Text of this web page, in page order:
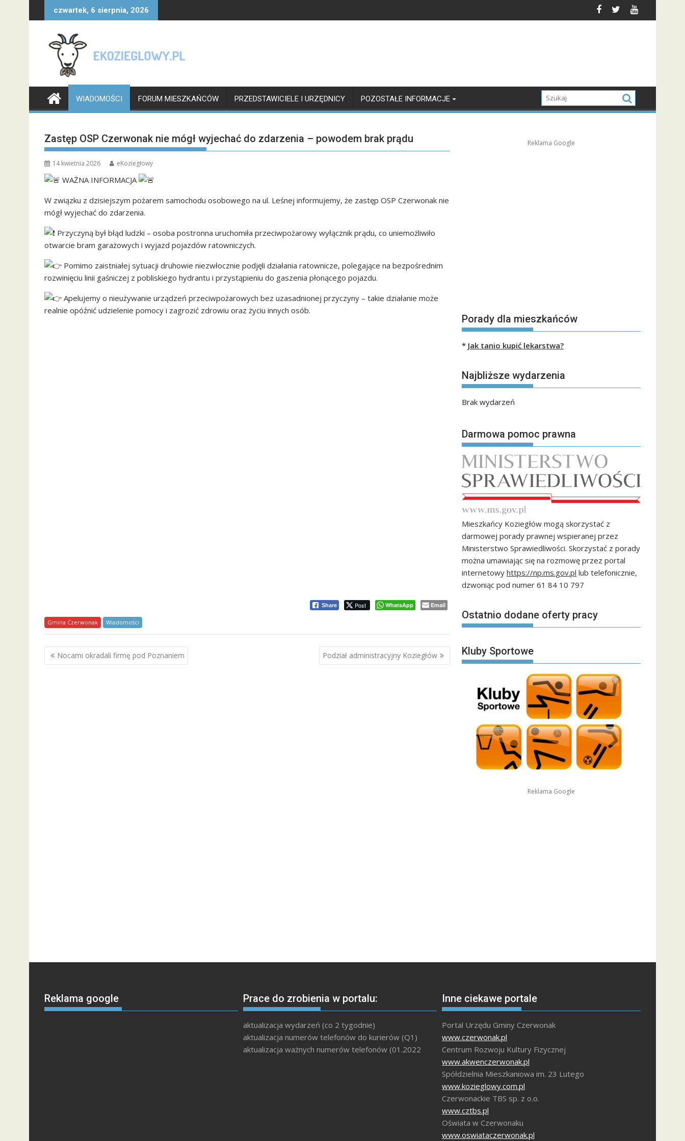
to
czwartek, 6 sierpnia, 2026
WIADOMOŚCI FORUM MIESZKAŃCÓW PRZEDSTAWICIELE I URZĘDNICY POZOSTAŁE INFORMACJE
Zastęp OSP Czerwonak nie mógł wyjechać do zdarzenia – powodem brak prądu
14 kwietnia 2026 eKoziegłowy
WAŻNA INFORMACJA
W związku z dzisiejszym pożarem samochodu osobowego na ul. Leśnej informujemy, że zastęp OSP Czerwonak nie
mógł wyjechać do zdarzenia.
Przyczyną był błąd ludzki – osoba postronna uruchomiła przeciwpożarowy wyłącznik prądu, co uniemożliwiło
otwarcie bram garażowych i wyjazd pojazdów ratowniczych.
Pomimo zaistniałej sytuacji druhowie niezwłocznie podjęli działania ratownicze, polegające na bezpośrednim
rozwinięciu linii gaśniczej z pobliskiego hydrantu i przystąpieniu do gaszenia płonącego pojazdu.
Apelujemy o nieużywanie urządzeń przeciwpożarowych bez uzasadnionej przyczyny – takie działanie może
realnie opóźnić udzielenie pomocy i zagrozić zdrowiu oraz życiu innych osób.
Share Post WhatsApp Email
Gmina Czerwonak Wiadomości
Nawigacja
wpisu
Nocami okradali firmę pod Poznaniem Podział administracyjny Koziegłów
Reklama Google
Porady dla mieszkańców
* Jak tanio kupić lekarstwa?
Najbliższe wydarzenia
Brak wydarzeń
Darmowa pomoc prawna
Mieszkańcy Koziegłów mogą skorzystać z
darmowej porady prawnej wspieranej przez
Ministerstwo Sprawiedliwości. Skorzystać z porady
można umawiając się na rozmowę przez portal
internetowy https://np.ms.gov.pl lub telefonicznie,
dzwoniąc pod numer 61 84 10 797
Ostatnio dodane oferty pracy
Kluby Sportowe
Reklama Google
Reklama google Prace do zrobienia w portalu:
aktualizacja wydarzeń (co 2 tygodnie)
aktualizacja numerów telefonów do kurierów (Q1)
aktualizacja ważnych numerów telefonów (01.2022
Inne ciekawe portale
Portal Urzędu Gminy Czerwonak
www.czerwonak.pl
Centrum Rozwoju Kultury Fizycznej
www.akwenczerwonak.pl
Spółdzielnia Mieszkaniowa im. 23 Lutego
www.kozieglowy.com.pl
Czerwonackie TBS sp. z o.o.
www.cztbs.pl
Oświata w Czerwonaku
www.oswiataczerwonak.pl